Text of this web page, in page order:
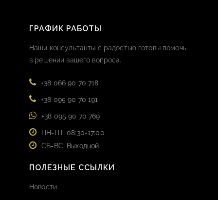
ГРАФИК РАБОТЫ
Наши консультанты с радостью готовы помочь
в решении вашего вопроса.
+38 066 90 70 718
+38 095 90 70 191
+38 095 90 70 769
ПН-ПТ: 08:30-17:00
СБ-ВС: Выходной
ПОЛЕЗНЫЕ ССЫЛКИ
Новости